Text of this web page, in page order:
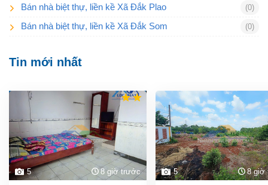
Bán nhà biệt thự, liền kề Xã Đắk Plao (0)
Bán nhà biệt thự, liền kề Xã Đắk Som (0)
Tin mới nhất
5 8 giờ trước 5 8 giờ